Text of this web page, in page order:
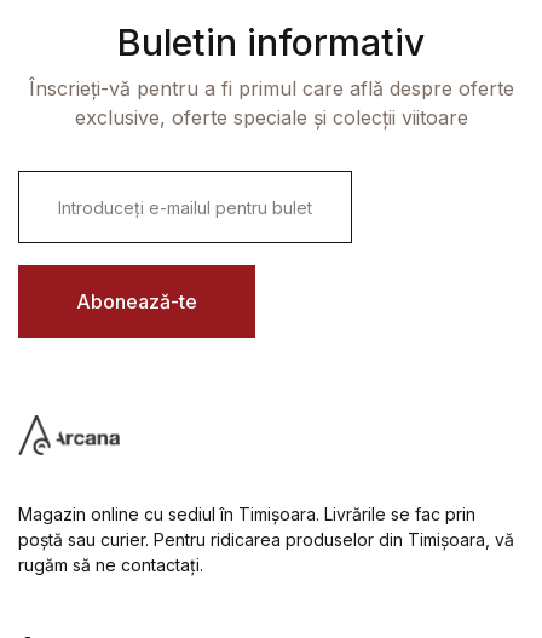
Buletin informativ
Înscrieți-vă pentru a fi primul care află despre oferte
exclusive, oferte speciale și colecții viitoare
i
l
Abonează-te
Magazin online cu sediul în Timișoara. Livrările se fac prin
poștă sau curier. Pentru ridicarea produselor din Timișoara, vă
rugăm să ne contactați.